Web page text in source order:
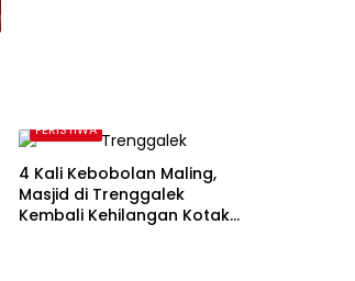
PERISTIWA
4 Kali Kebobolan Maling,
Masjid di Trenggalek
Kembali Kehilangan Kotak